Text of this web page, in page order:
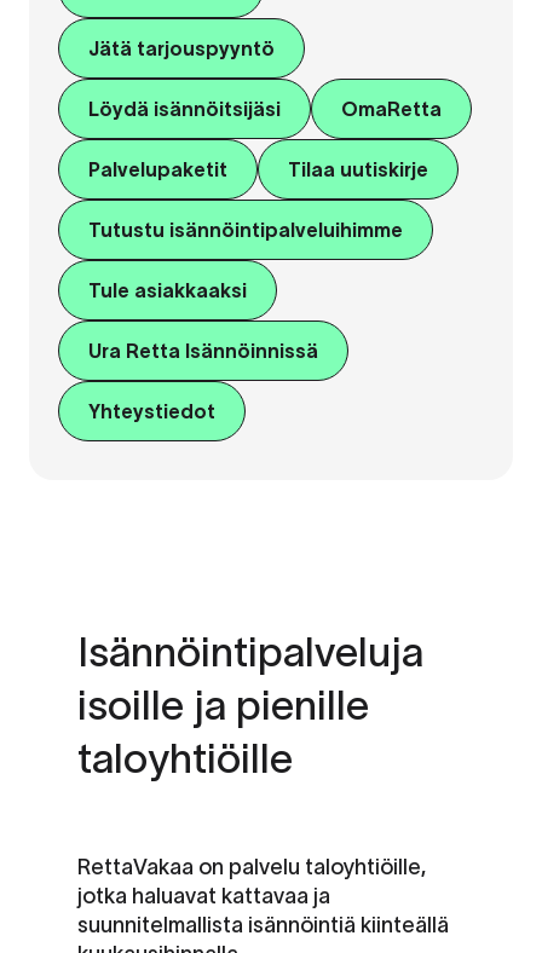
Jätä tarjouspyyntö
Löydä isännöitsijäsi OmaRetta
Palvelupaketit Tilaa uutiskirje
Tutustu isännöintipalveluihimme
Tule asiakkaaksi
Ura Retta Isännöinnissä
Yhteystiedot
Isännöintipalveluja
isoille ja pienille
taloyhtiöille
RettaVakaa on palvelu taloyhtiöille,
jotka haluavat kattavaa ja
suunnitelmallista isännöintiä kiinteällä